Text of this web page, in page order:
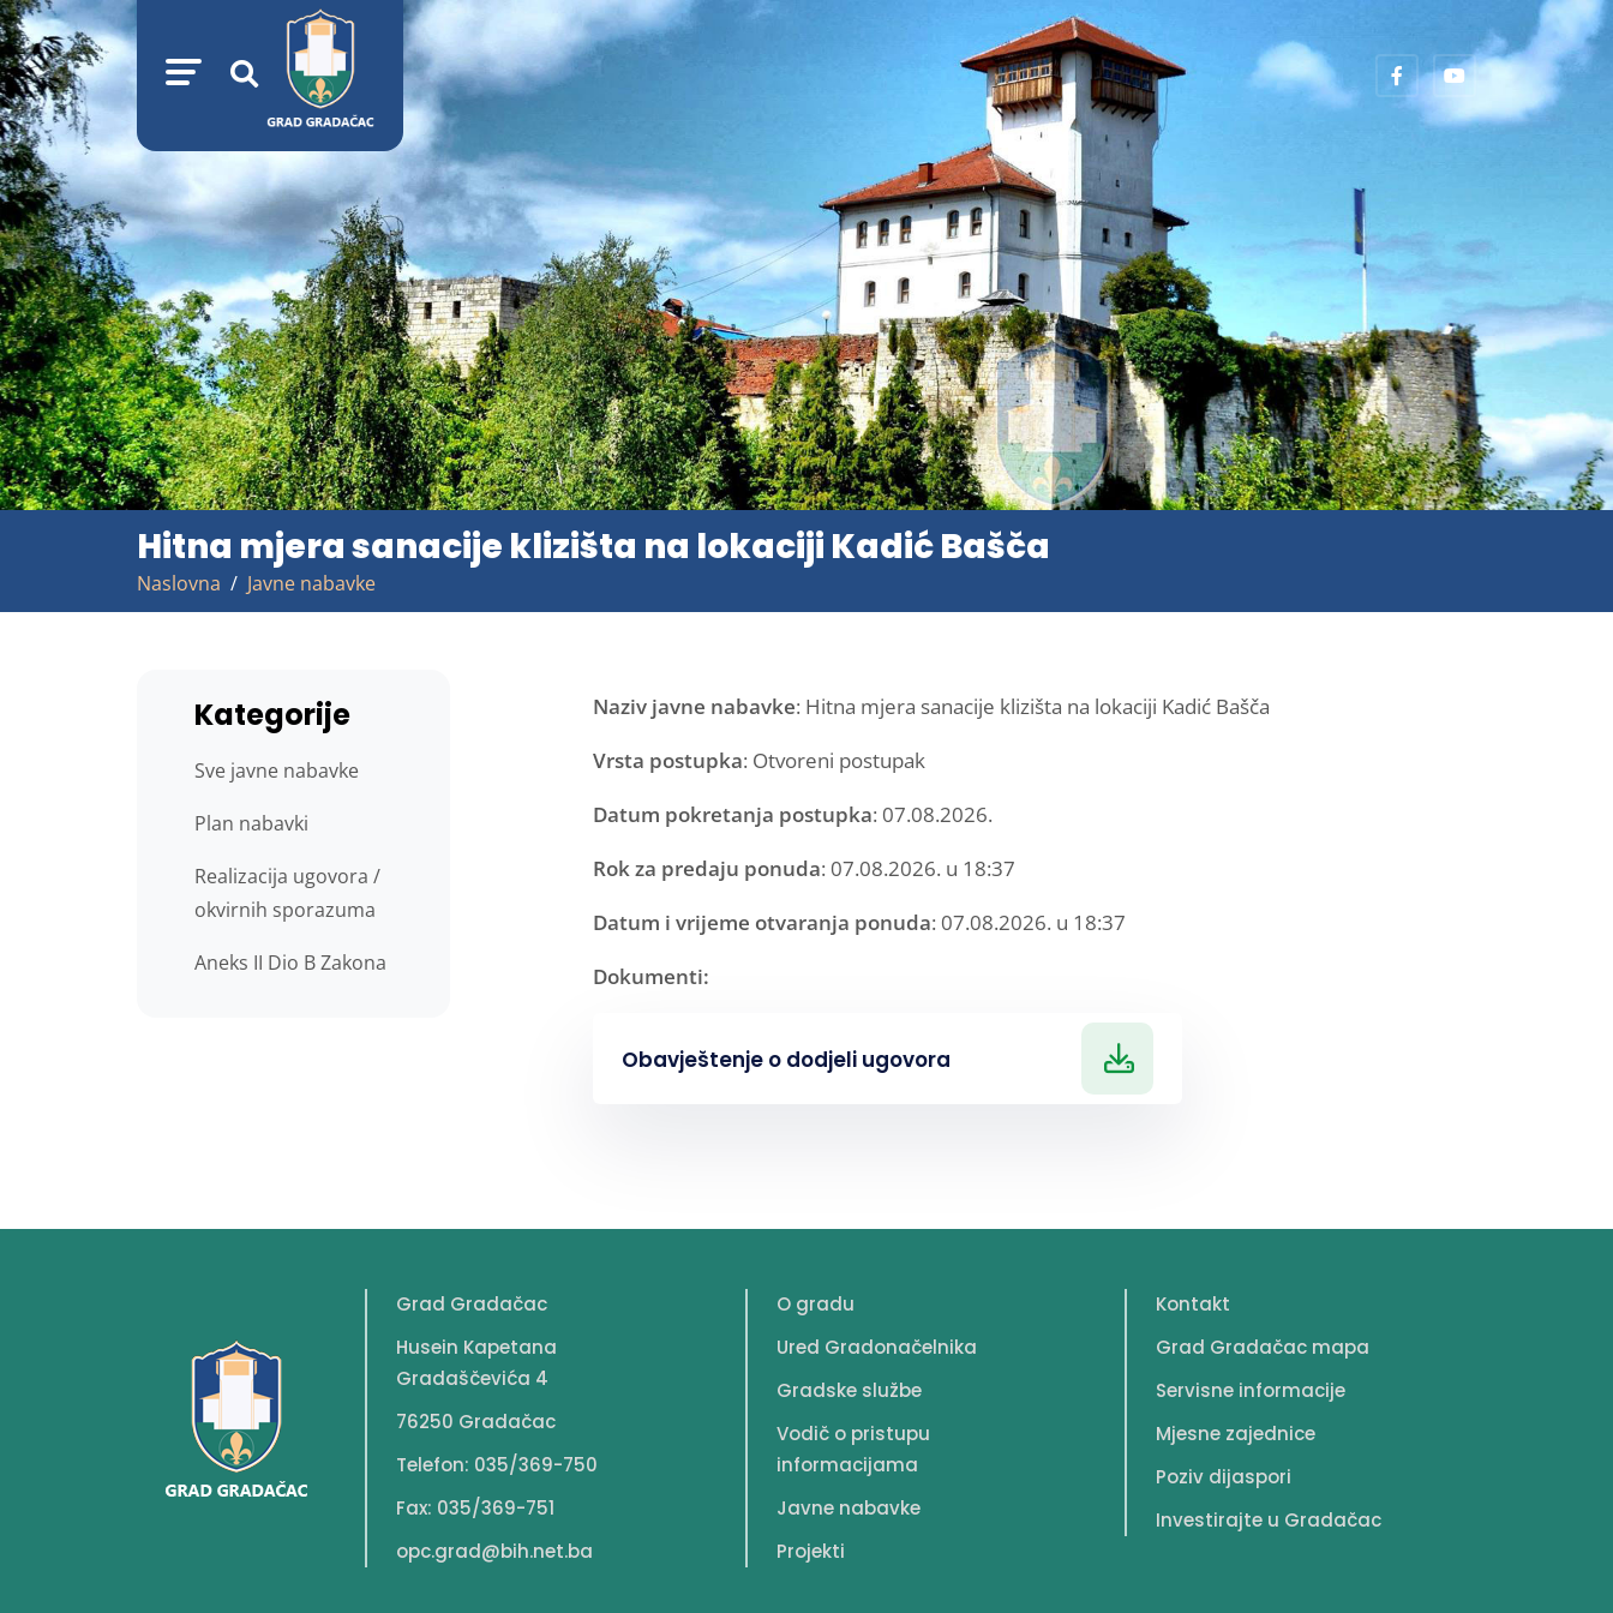
Hitna mjera sanacije klizišta na lokaciji Kadić Bašča
Naslovna Javne nabavke
Kategorije
Sve javne nabavke
Plan nabavki
Realizacija ugovora /
okvirnih sporazuma
Aneks II Dio B Zakona
Naziv javne nabavke: Hitna mjera sanacije klizišta na lokaciji Kadić Bašča
Vrsta postupka: Otvoreni postupak
Datum pokretanja postupka: 07.08.2026.
Rok za predaju ponuda: 07.08.2026. u 18:37
Datum i vrijeme otvaranja ponuda: 07.08.2026. u 18:37
Dokumenti:
Obavještenje o dodjeli ugovora
Grad Gradačac
Husein Kapetana
Gradaščevića 4
76250 Gradačac
Telefon: 035/369-750
Fax: 035/369-751
opc.grad@bih.net.ba
O gradu
Ured Gradonačelnika
Gradske službe
Vodič o pristupu
informacijama
Javne nabavke
Projekti
Kontakt
Grad Gradačac mapa
Servisne informacije
Mjesne zajednice
Poziv dijaspori
Investirajte u Gradačac